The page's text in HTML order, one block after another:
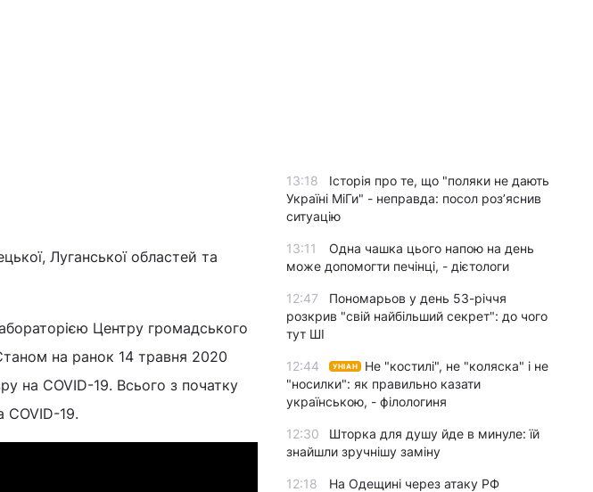
Луганської областей та
Центру громадського
на ранок 14 травня 2020
на COVID-19. Всього з початку
COVID-19.
13:18
Історія про те, що "поляки не дають
Україні МіГи" - неправда: посол роз’яснив
ситуацію
13:11
Одна чашка цього напою на день
може допомогти печінці, - дієтологи
12:47
Пономарьов у день 53-річчя
розкрив "свій найбільший секрет": до чого
тут ШІ
12:44 УНІАН
Не "костилі", не "коляска" і не
"носилки": як правильно казати
українською, - філологиня
12:30
Шторка для душу йде в минуле: їй
знайшли зручнішу заміну
12:18
На Одещині через атаку РФ